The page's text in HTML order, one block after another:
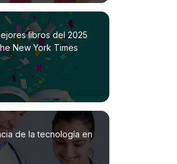
libros del 2025
New York Times
de la tecnología en